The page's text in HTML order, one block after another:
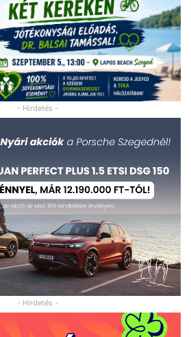
- Hirdetés -
- Hirdetés -